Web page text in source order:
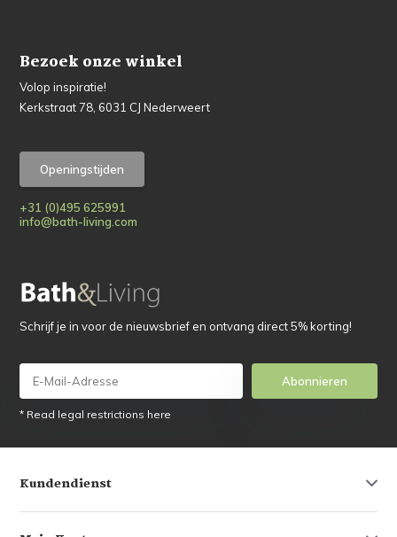
Bezoek onze winkel
Volop inspiratie!
Kerkstraat 78, 6031 CJ Nederweert
Openingstijden
+31 (0)495 625991
info@bath-living.com
Schrijf je in voor de nieuwsbrief en ontvang direct 5% korting!
Abonnieren
* Read legal restrictions here
Kundendienst